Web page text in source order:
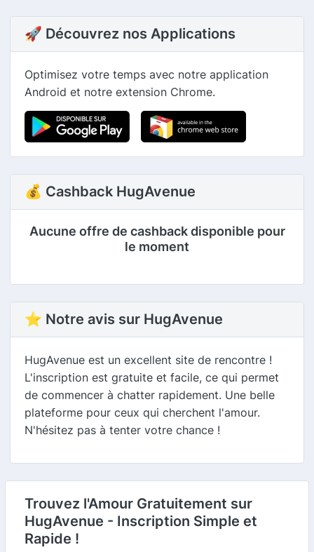
🚀 Découvrez nos Applications
Optimisez votre temps avec notre application
Android et notre extension Chrome.
💰 Cashback HugAvenue
Aucune offre de cashback disponible pour
le moment
⭐ Notre avis sur HugAvenue
HugAvenue est un excellent site de rencontre !
L'inscription est gratuite et facile, ce qui permet
de commencer à chatter rapidement. Une belle
plateforme pour ceux qui cherchent l'amour.
N'hésitez pas à tenter votre chance !
Trouvez l'Amour Gratuitement sur
HugAvenue - Inscription Simple et
Rapide !